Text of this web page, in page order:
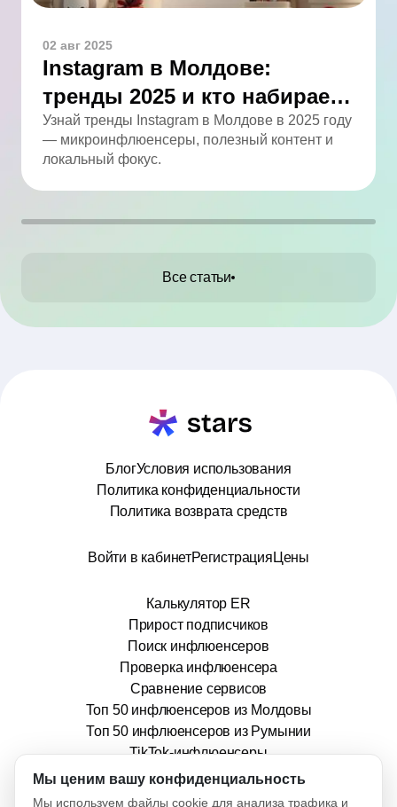
02 авг 2025
Instagram в Молдове:
тренды 2025 и кто набирает
обороты
Узнай тренды Instagram в Молдове в 2025 году
— микроинфлюенсеры, полезный контент и
локальный фокус.
Все статьи
БлогУсловия использования
Политика конфиденциальности
Политика возврата средств
Войти в кабинетРегистрация Цены
Калькулятор ER
Прирост подписчиков
Поиск инфлюенсеров
Проверка инфлюенсера
Сравнение сервисов
Топ 50 инфлюенсеров из Молдовы
Топ 50 инфлюенсеров из Румынии
TikTok-инфлюенсеры
info@stars.md
Мы ценим вашу конфиденциальность
Мы используем файлы cookie для анализа трафика и